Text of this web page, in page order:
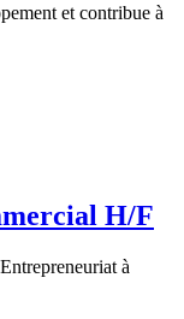
et contribue à
H/F
à